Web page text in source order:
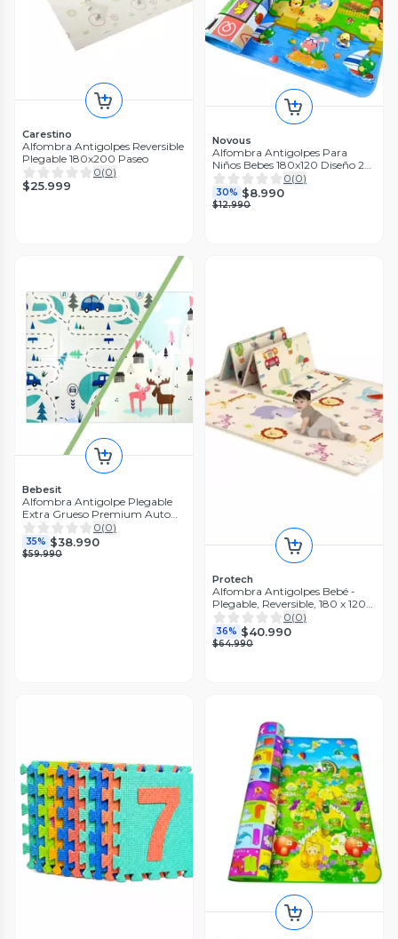
Carestino
Alfombra Antigolpes Reversible
Plegable 180x200 Paseo
0(0)
$25.999
Novous
Alfombra Antigolpes Para
Niños Bebes 180x120 Diseño 2
Lados
0(0)
30% $8.990
$12.990
Bebesit
Alfombra Antigolpe Plegable
Extra Grueso Premium Auto
Montaña
0(0)
35% $38.990
$59.990
Protech
Alfombra Antigolpes Bebé -
Plegable, Reversible, 180 x 120
cm
0(0)
36% $40.990
$64.990